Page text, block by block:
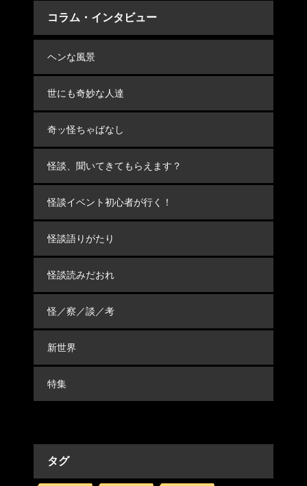
コラム・インタビュー
ヘンな風景
世にも奇妙な人達
奇ッ怪ちゃばなし
怪談、聞いてきてもらえます？
怪談イベント初心者が行く！
怪談語りがたり
怪談読みだおれ
怪／察／談／考
新世界
特集
タグ